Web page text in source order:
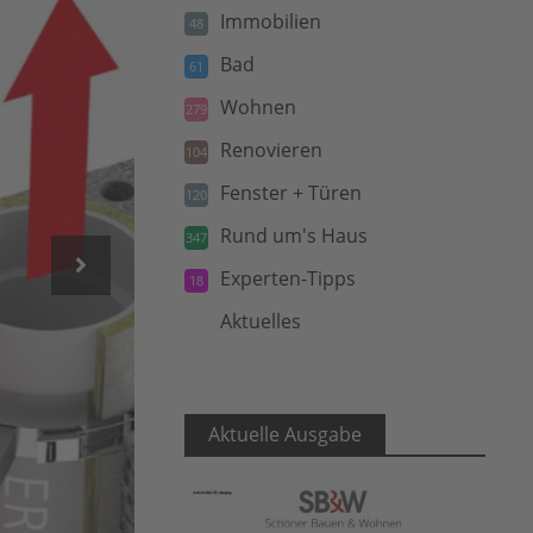
48 Immobilien
61 Bad
279 Wohnen
104 Renovieren
120 Fenster + Türen
347 Rund um's Haus
18 Experten-Tipps
Aktuelles
Aktuelle Ausgabe